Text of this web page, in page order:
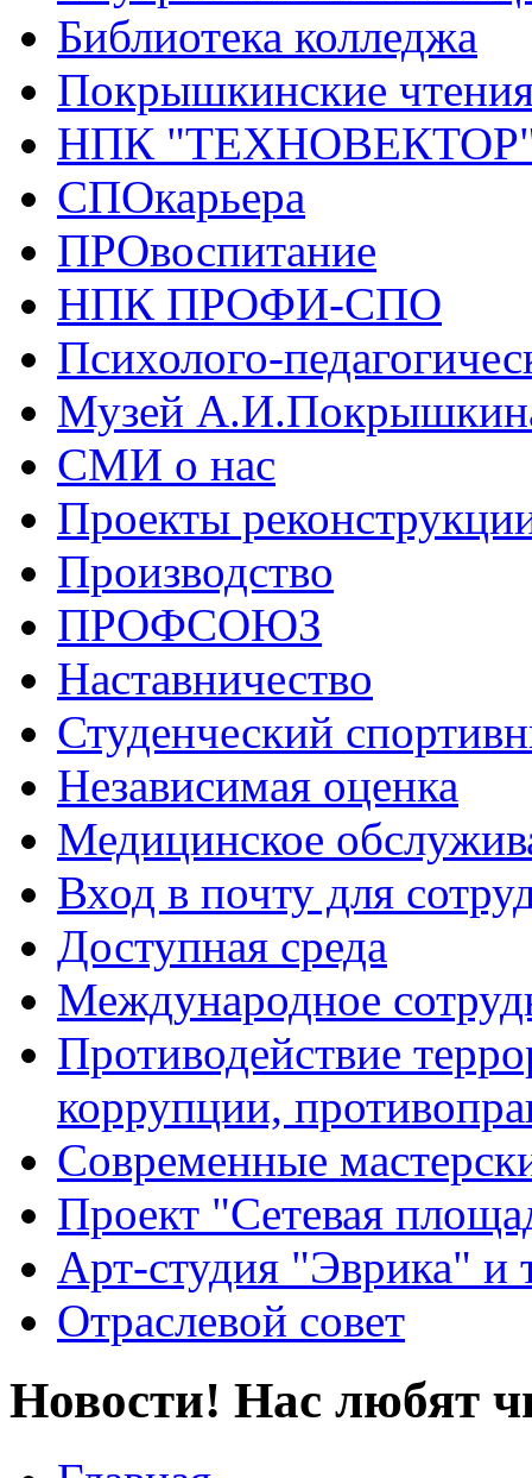
Библиотека колледжа
Покрышкинские
НПК
СПОкарьера
ПРОвоспитание
НПК ПРОФИ-СПО
Психолого-
Музей
СМИ о нас
Проекты
Производство
ПРОФСОЮЗ
Наставничество
Студенческий
Независимая оценка
Медицинское
Вход в почту для
Доступная среда
Международное
Противодействие
коррупции,
Современные
Проект "Сетевая
Арт-студия "Эврика" и
Отраслевой совет
Новости! Нас любят